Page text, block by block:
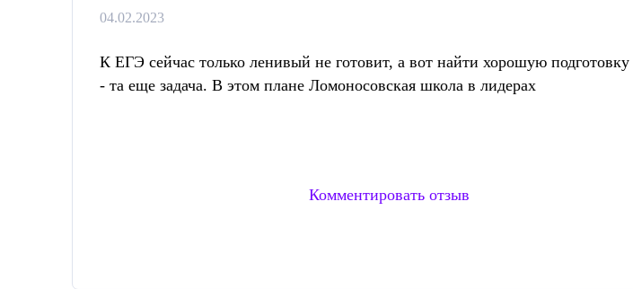
04.02.2023
К ЕГЭ сейчас только ленивый не готовит, а вот найти хорошую
- та еще задача. В этом плане Ломоносовская школа в лидерах
Комментировать отзыв